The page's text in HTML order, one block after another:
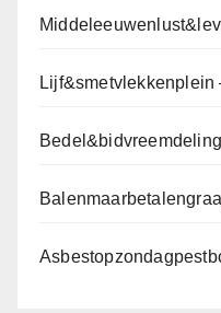
Lijf&smetvlekkenplein